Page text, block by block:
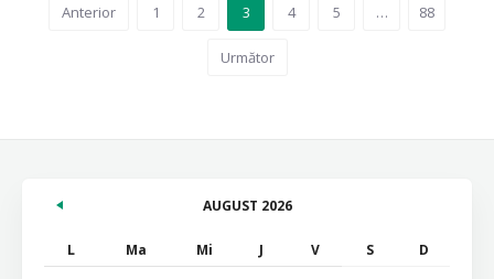
Anterior 1 2 3 4 5 … 88
Următor
AUGUST 2026
L Ma Mi J V S D